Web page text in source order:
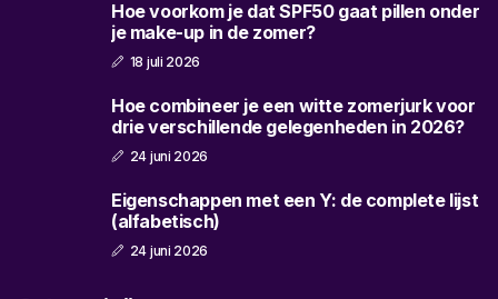
Hoe voorkom je dat SPF50 gaat pillen onder
je make-up in de zomer?
18 juli 2026
Hoe combineer je een witte zomerjurk voor
drie verschillende gelegenheden in 2026?
24 juni 2026
Eigenschappen met een Y: de complete lijst
(alfabetisch)
24 juni 2026